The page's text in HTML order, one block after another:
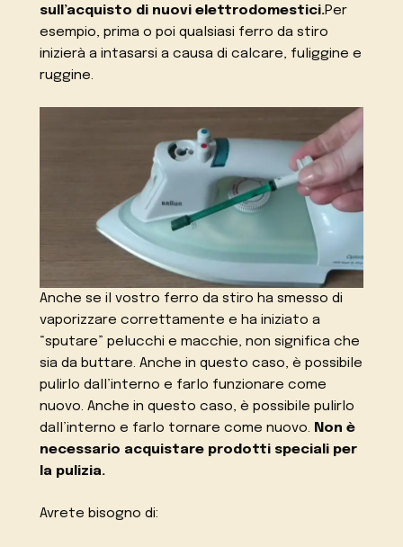
sull’acquisto di nuovi elettrodomestici.Per
esempio, prima o poi qualsiasi ferro da stiro
inizierà a intasarsi a causa di calcare, fuliggine e
ruggine.
Anche se il vostro ferro da stiro ha smesso di
vaporizzare correttamente e ha iniziato a
“sputare” pelucchi e macchie, non significa che
sia da buttare. Anche in questo caso, è possibile
pulirlo dall’interno e farlo funzionare come
nuovo. Anche in questo caso, è possibile pulirlo
dall’interno e farlo tornare come nuovo. Non è
necessario acquistare prodotti speciali per
la pulizia.
Avrete bisogno di: